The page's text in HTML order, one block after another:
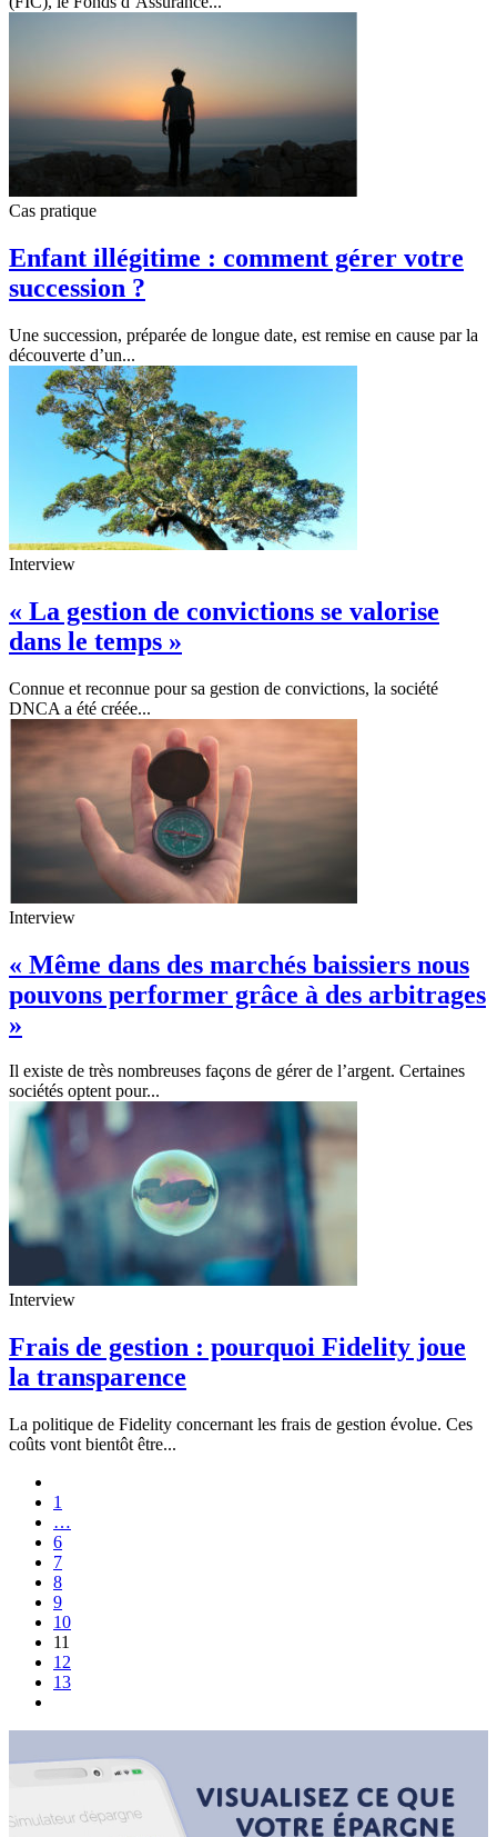
Cas pratique
Enfant illégitime : comment gérer votre
succession ?
Une succession, préparée de longue date, est remise en cause par la
découverte d’un...
Interview
« La gestion de convictions se valorise
dans le temps »
Connue et reconnue pour sa gestion de convictions, la société
DNCA a été créée...
Interview
« Même dans des marchés baissiers nous
pouvons performer grâce à des arbitrages
»
Il existe de très nombreuses façons de gérer de l’argent. Certaines
sociétés optent pour...
Interview
Frais de gestion : pourquoi Fidelity joue
la transparence
La politique de Fidelity concernant les frais de gestion évolue. Ces
coûts vont bientôt être...
1
…
6
7
8
9
10
11
12
13